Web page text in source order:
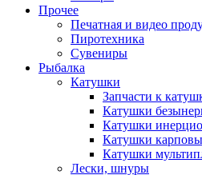
Прочее
Печатная и видео
Пиротехника
Сувениры
Рыбалка
Катушки
Запчасти к
Катушки
Катушки
Катушки
Катушки
Лески, шнуры